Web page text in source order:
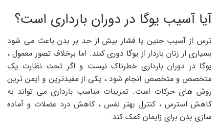
آیا آسیب یوگا در دوران بارداری است؟
ترس از آسیب جنین یا فشار بیش از حد بر بدن باعث می شود
بسیاری از زنان باردار از یوگا دوری کنند. اما برخلاف تصور معمول ،
یوگا در دوران بارداری خطرناک نیست و اگر تحت نظارت یک
متخصص و متخصص انجام شود ، یکی از مفیدترین و ایمن ترین
روش های حرکات است. تمرینات مناسب بارداری می تواند به
کاهش استرس ، کنترل بهتر نفس ، کاهش درد عضلات و آماده
سازی بدن برای زایمان کمک کند.